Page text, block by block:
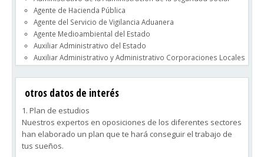
Agente de Hacienda Pública
Agente del Servicio de Vigilancia Aduanera
Agente Medioambiental del Estado
Auxiliar Administrativo del Estado
Auxiliar Administrativo y Administrativo Corporaciones Locales
Auxiliar de Bibliotecas y Archivos de Corporaciones Locales
Ayudante de Instituciones Penitenciarias
Cuerpo de Bomberos
Ertzaintza y Policía Local País Vasco
Gestión de la Administración Civil del Estado
Gestión de la Administración de la Seguridad Social
otros datos de interés
1. Plan de estudios
Nuestros expertos en oposiciones de los diferentes sectores
han elaborado un plan que te hará conseguir el trabajo de
tus sueños.